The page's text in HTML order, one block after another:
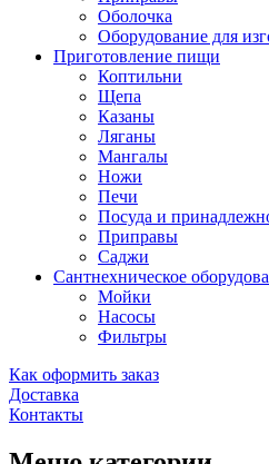
Оболочка
Оборудование для
Приготовление пищи
Коптильни
Щепа
Казаны
Ляганы
Мангалы
Ножи
Печи
Посуда и
Приправы
Саджи
Сантнехническое
Мойки
Насосы
Фильтры
Как оформить заказ
Доставка
Контакты